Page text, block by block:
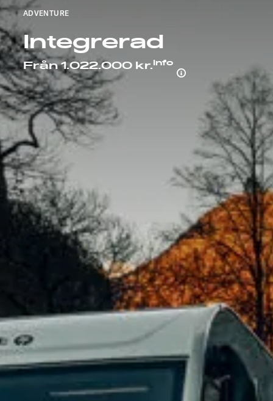
Upptäck
Service
Integrerad
ADVENTURE
Från 1.022.000 kr.Info